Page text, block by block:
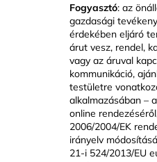
Fogyasztó: az
gazdasági
érdekében eljáró
árut vesz, rendel,
vagy az áruval
kommunikáció,
testületre
alkalmazásában –
online
2006/2004/EK
irányelv
21-i 524/2013/EU